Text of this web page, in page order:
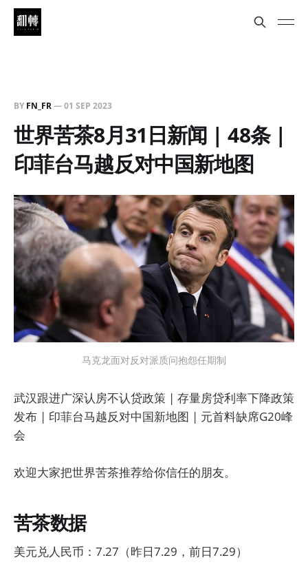
BY FN_FR—01 SEP 2023
世界苦茶8月31日新闻 | 48条 |
印菲台马越反对中国新地图
马克龙面对反对派质问抱怨任期制
武汉跟进广深认房不认贷政策 | 存量房贷利率下降政策
发布 | 印菲台马越反对中国新地图 | 元首料缺席G20峰
会
欢迎大家把世界苦茶推荐给你信任的朋友。
苦茶数据
美元兑人民币：7.27（昨日7.29，前日7.29）